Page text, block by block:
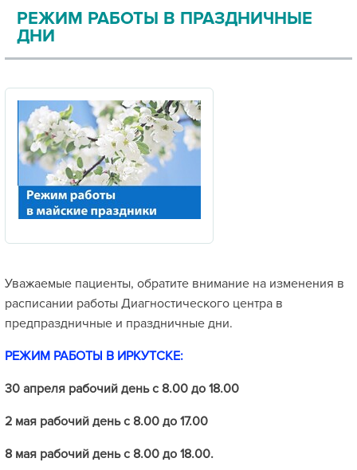
ПРАВОВАЯ ИНФОРМАЦИЯ
РЕЖИМ РАБОТЫ В ПРАЗДНИЧНЫЕ
ДНИ
Уважаемые пациенты, обратите внимание на изменения в
расписании работы Диагностического центра в
предпраздничные и праздничные дни.
РЕЖИМ РАБОТЫ В ИРКУТСКЕ:
30 апреля рабочий день с 8.00 до 18.00
2 мая рабочий день с 8.00 до 17.00
8 мая рабочий день с 8.00 до 18.00.